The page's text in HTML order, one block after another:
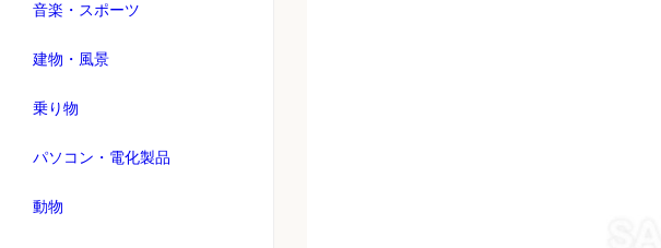
音楽・スポーツ
建物・風景
乗り物
パソコン・電化製品
動物